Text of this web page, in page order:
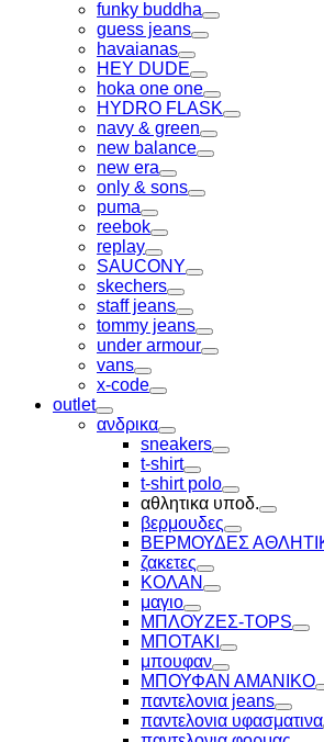
funky buddha
Toggle
guess jeans
Toggle
havaianas
Toggle
HEY DUDE
Toggle
hoka one one
Toggle
HYDRO FLASK
Toggle
navy & green
Toggle
new balance
Toggle
new era
Toggle
only & sons
Toggle
puma
Toggle
reebok
Toggle
replay
Toggle
SAUCONY
Toggle
skechers
Toggle
staff jeans
Toggle
tommy jeans
Toggle
under armour
Toggle
vans
Toggle
x-code
Toggle
outlet
Toggle
ανδρικα
Toggle
sneakers
Toggle
t-shirt
Toggle
t-shirt polo
Toggle
αθλητικα υποδ.
Toggle
βερμουδες
Toggle
ΒΕΡΜΟΥΔΕΣ
ζακετες
Toggle
ΚΟΛΑΝ
Toggle
μαγιο
Toggle
ΜΠΛΟΥΖΕΣ-TOPS
ΜΠΟΤΑΚΙ
Toggle
μπουφαν
Toggle
ΜΠΟΥΦΑΝ ΑΜΑΝΙΚΟ
παντελονια jeans
Toggle
παντελονια υφασματινα